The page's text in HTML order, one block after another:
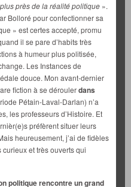
près de la réalité politique ».
Bolloré pour confectionner sa
» est certes accepté, promu
il se pare d’habits très
à humeur plus politisée,
Les Instances de
douce. Mon avant-dernier
fiction à se déroulerdans
Pétain-Laval-Darlan) n’a
les professeurs d’Histoire. Et
préfèrent situer leurs
heureusement, j’ai de fidèles
et très ouverts qui
politique rencontre un grand